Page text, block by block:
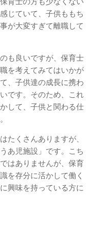
じていて、子供ももち
が大変すぎて離職して
も良いですが、保育士
を考えてみてはいかが
、子供達の成長に携わ
です。そのため、これ
して、子供と関わる仕
たくさんありますが、
あ児施設」です。こち
はありませんが、保育
を存分に活かして働く
興味を持っている方に